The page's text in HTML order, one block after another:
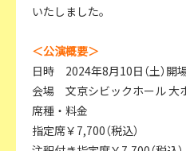
いたしました。
＜公演概要＞
日時 2024年8月10日（土）開
会場 文京シビックホール 大
席種・料金
指定席￥7,700（税込）